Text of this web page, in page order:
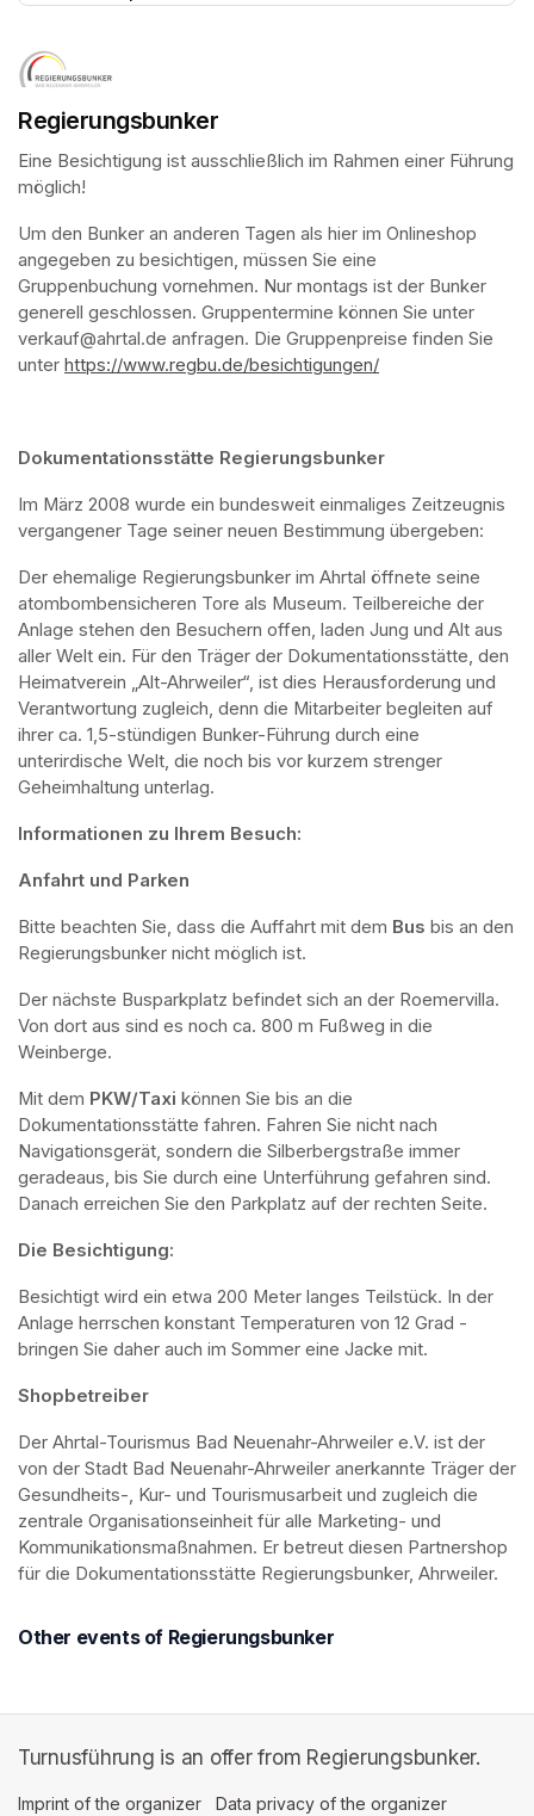
Regierungsbunker
Eine Besichtigung ist ausschließlich im Rahmen einer Führung
möglich!
Um den Bunker an anderen Tagen als hier im Onlineshop
angegeben zu besichtigen, müssen Sie eine
Gruppenbuchung vornehmen. Nur montags ist der Bunker
generell geschlossen. Gruppentermine können Sie unter
verkauf@ahrtal.de anfragen. Die Gruppenpreise finden Sie
unter https://www.regbu.de/besichtigungen/
Dokumentationsstätte Regierungsbunker
Im März 2008 wurde ein bundesweit einmaliges Zeitzeugnis
vergangener Tage seiner neuen Bestimmung übergeben:
Der ehemalige Regierungsbunker im Ahrtal öffnete seine
atombombensicheren Tore als Museum. Teilbereiche der
Anlage stehen den Besuchern offen, laden Jung und Alt aus
aller Welt ein. Für den Träger der Dokumentationsstätte, den
Heimatverein „Alt-Ahrweiler“, ist dies Herausforderung und
Verantwortung zugleich, denn die Mitarbeiter begleiten auf
ihrer ca. 1,5-stündigen Bunker-Führung durch eine
unterirdische Welt, die noch bis vor kurzem strenger
Geheimhaltung unterlag.
Informationen zu Ihrem Besuch:
Anfahrt und Parken
Bitte beachten Sie, dass die Auffahrt mit dem Bus bis an den
Regierungsbunker nicht möglich ist.
Der nächste Busparkplatz befindet sich an der Roemervilla.
Von dort aus sind es noch ca. 800 m Fußweg in die
Weinberge.
Mit dem PKW/Taxi können Sie bis an die
Dokumentationsstätte fahren. Fahren Sie nicht nach
Navigationsgerät, sondern die Silberbergstraße immer
geradeaus, bis Sie durch eine Unterführung gefahren sind.
Danach erreichen Sie den Parkplatz auf der rechten Seite.
Die Besichtigung:
Besichtigt wird ein etwa 200 Meter langes Teilstück. In der
Anlage herrschen konstant Temperaturen von 12 Grad -
bringen Sie daher auch im Sommer eine Jacke mit.
Shopbetreiber
Der Ahrtal-Tourismus Bad Neuenahr-Ahrweiler e.V. ist der
von der Stadt Bad Neuenahr-Ahrweiler anerkannte Träger der
Gesundheits-, Kur- und Tourismusarbeit und zugleich die
zentrale Organisationseinheit für alle Marketing- und
Kommunikationsmaßnahmen. Er betreut diesen Partnershop
für die Dokumentationsstätte Regierungsbunker, Ahrweiler.
Other events of Regierungsbunker
Turnusführung is an offer from Regierungsbunker.
Imprint of the organizer (opens in a new tab)
Data privacy of the organizer